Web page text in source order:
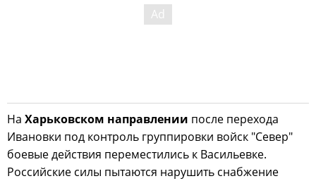
На Харьковском направлении после перехода
Ивановки под контроль группировки войск "Север"
боевые действия переместились к Васильевке.
Российские силы пытаются нарушить снабжение